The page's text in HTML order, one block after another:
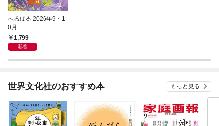
へるぱる 2026年9・1
0月
1,799
新着
世界文化社のおすすめ本 もっと見る